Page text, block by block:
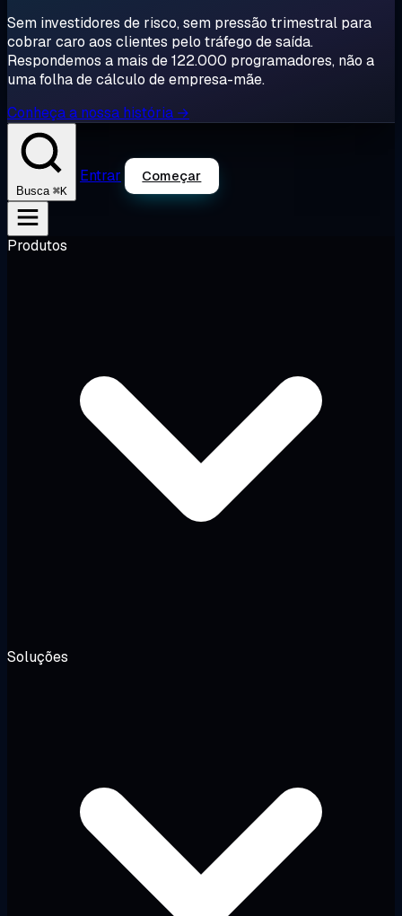
Sem investidores de risco, sem pressão trimestral para
cobrar caro aos clientes pelo tráfego de saída.
Respondemos a mais de 122.000 programadores, não a
uma folha de cálculo de empresa-mãe.
Conheça a nossa história →
Busca ⌘K
Entrar Começar
Produtos
Soluções